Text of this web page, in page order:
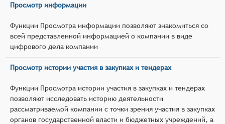
Просмотр информации
Функции Просмотра информации позволяют знакомиться со
всей представленной информацией о компании в виде
цифрового дела компании
Просмотр истории участия в закупках и тендерах
Функции Просмотра истории участия в закупках и тендерах
позволяют исследовать историю деятельности
рассматриваемой компании с точки зрения участия в закупках
органов государственной власти и бюджетных учреждений, а